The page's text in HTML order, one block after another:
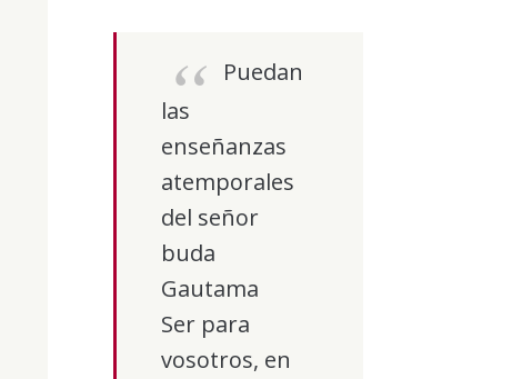
Puedan
las
enseñanzas
atemporales
del señor
buda
Gautama
Ser para
vosotros, en